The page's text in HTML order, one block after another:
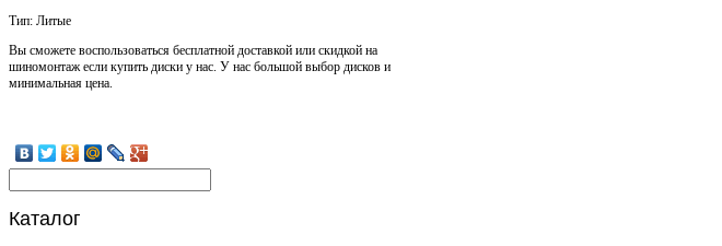
Тип: Литые
Вы сможете воспользоваться бесплатной доставкой или скидкой на
шиномонтаж если купить диски у нас. У нас большой выбор дисков и
минимальная цена.
Каталог